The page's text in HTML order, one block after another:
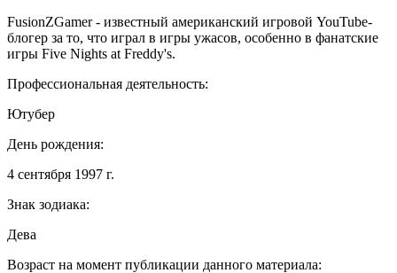
FusionZGamer - известный американский игровой YouTube-
блогер за то, что играл в игры ужасов, особенно в фанатские
игры Five Nights at Freddy's.
Профессиональная деятельность:
Ютубер
День рождения:
4 сентября 1997 г.
Знак зодиака:
Дева
Возраст на момент публикации данного материала: